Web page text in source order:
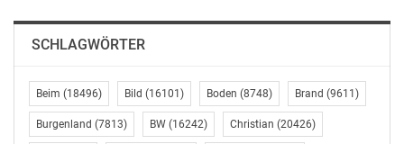
Gefällt mir:
SCHLAGWÖRTER
Beim (18496) Bild (16101) Boden (8748) Brand (9611)
Burgenland (7813) BW (16242) Christian (20426)